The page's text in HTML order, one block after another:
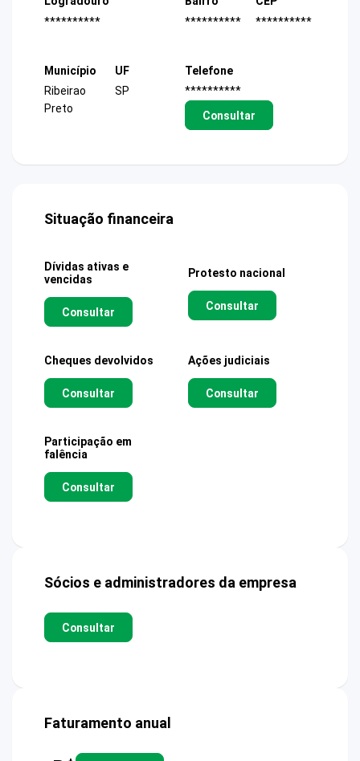
**********
**********
**********
Município
Ribeirao
Preto
UF
SP
Telefone
**********
Consultar
Situação financeira
Dívidas ativas e
vencidas
Consultar
Protesto nacional
Consultar
Cheques devolvidos
Consultar
Ações judiciais
Consultar
Participação em
falência
Consultar
Sócios e administradores da empresa
Consultar
Faturamento anual